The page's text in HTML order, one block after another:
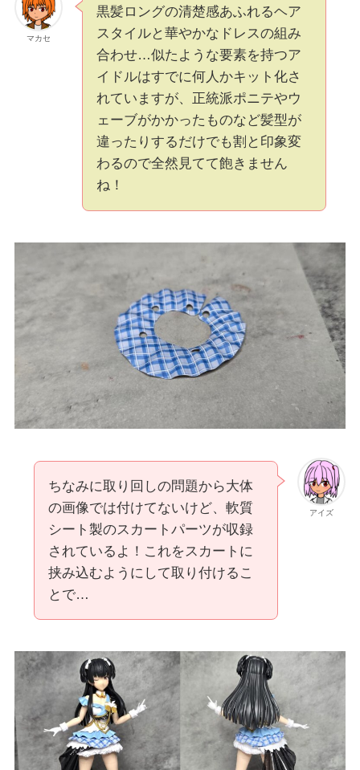
マカセ
黒髪ロングの清楚感あふれるヘア
スタイルと華やかなドレスの組み
合わせ…似たような要素を持つア
イドルはすでに何人かキット化さ
れていますが、正統派ポニテやウ
ェーブがかかったものなど髪型が
違ったりするだけでも割と印象変
わるので全然見てて飽きません
ね！
アイズ
ちなみに取り回しの問題から大体
の画像では付けてないけど、軟質
シート製のスカートパーツが収録
されているよ！これをスカートに
挟み込むようにして取り付けるこ
とで…